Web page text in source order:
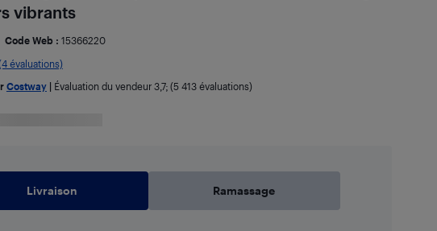
vibrants
Code Web : 15366220
évaluations)
Costway| Évaluation du vendeur 3,7; (5 413 évaluations)
Livraison Ramassage